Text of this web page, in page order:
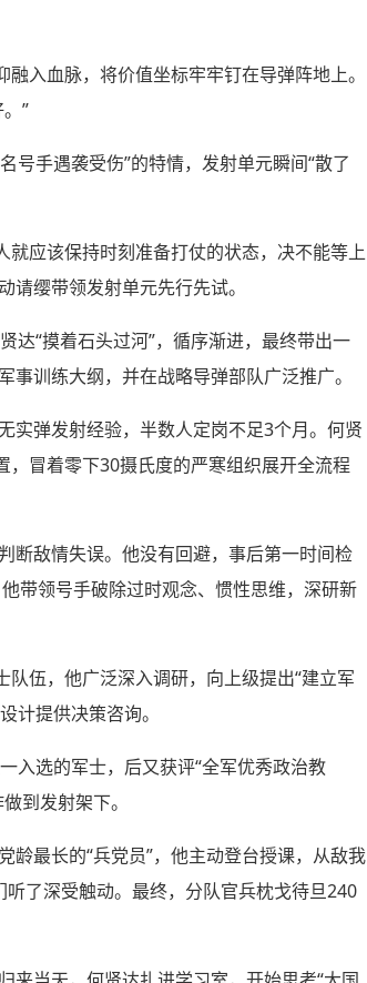
入血脉，将价值坐标牢牢钉在导弹阵地上。
”
号手遇袭受伤”的特情，发射单元瞬间“散了
就应该保持时刻准备打仗的状态，决不能等上
缨带领发射单元先行先试。
达“摸着石头过河”，循序渐进，最终带出一
训练大纲，并在战略导弹部队广泛推广。
实弹发射经验，半数人定岗不足3个月。何贤
，冒着零下30摄氏度的严寒组织展开全流程
断敌情失误。他没有回避，事后第一时间检
带领号手破除过时观念、惯性思维，深研新
伍，他广泛深入调研，向上级提出“建立军
计提供决策咨询。
入选的军士，后又获评“全军优秀政治教
到发射架下。
最长的“兵党员”，他主动登台授课，从敌我
了深受触动。最终，分队官兵枕戈待旦240